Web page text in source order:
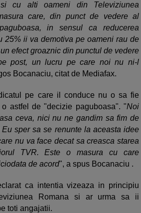
si cu alti oameni din Televiziunea
care, din punct de vedere al
in sensul ca reducerea
25% ii va demotiva pe oameni rau de
efect groaznic din punctul de vedere
post, un lucru pe care noi nu ni-l
Bocanaciu, citat de Mediafax.
pe care il conduce nu o sa fie
astfel de "decizie paguboasa". "Noi
ceva, nici nu ne gandim sa fim de
sper sa se renunte la aceasta idee
nu va face decat sa creasca starea
TVR. Este o masura cu care
de acord", a spus Bocanaciu .
ca intentia vizeaza in principiu
Romana si ar urma sa ii
toti angajatii.